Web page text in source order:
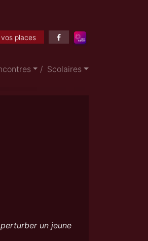
places
Scolaires
un jeune